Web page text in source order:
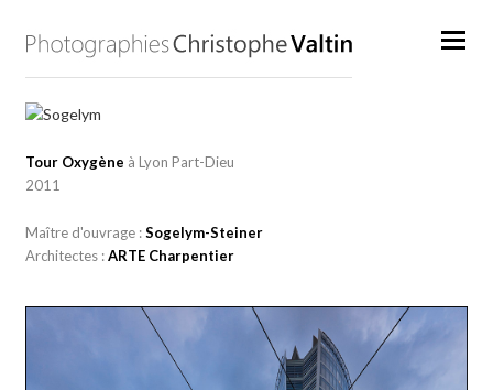
Tour Oxygène à Lyon Part-Dieu
2011
Maître d'ouvrage :Sogelym-Steiner
Architectes :ARTE Charpentier